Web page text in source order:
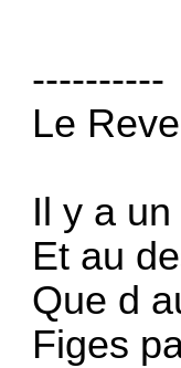
----------
Le Reve
Il y a
Et au
Que d
Figes